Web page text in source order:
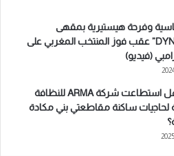
وفرحة هيستيرية بمقهى
“DYNASTIE” عقب فوز المنتخب المغربي على
(فيديو)
طنجة.. هل استطاعت شركة ARMA للنظافة
لحاجيات ساكنة مقاطعتي بني مكادة